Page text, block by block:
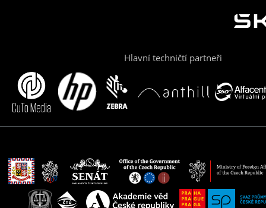
Hlavní techničtí partneři